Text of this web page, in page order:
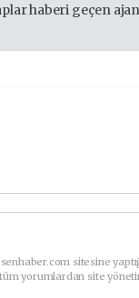
haberi geçen
sitesine
tüm yorumlardan site